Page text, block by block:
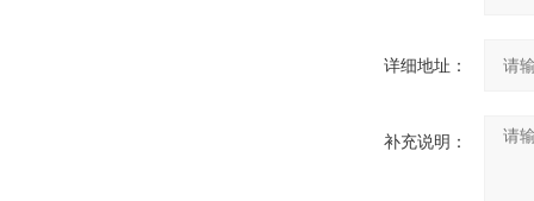
详细地址：
补充说明：